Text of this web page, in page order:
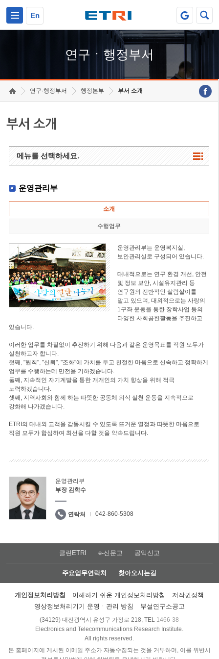
En
연구ㆍ행정부서
연구·행정부서 행정본부 부서 소개
부서 소개
메뉴를 선택하세요.
운영관리부
소개
수행업무
운영관리부는 운영복지실,
보안관리실로 구성되어 있습니다.
대내적으로는 연구 환경 개선, 안전
및 정보 보안, 시설유지관리 등
연구원의 전반적인 살림살이를
맡고 있으며, 대외적으로는 사랑의
1구좌 운동을 통한 장학사업 등의
다양한 사회공헌활동을 추진하고
있습니다.
이러한 업무를 차질없이 추진하기 위해 다음과 같은 운영목표를 직원 모두가
실천하고자 합니다.
첫째, "원칙", "신뢰", "조화"에 가치를 두고 친절한 마음으로 신속하고 정확하게
업무를 수행하는데 만전을 기하겠습니다.
둘째, 지속적인 자기계발을 통한 개개인의 가치 향상을 위해 적극
노력하겠습니다.
셋째, 지역사회와 함께 하는 따뜻한 공동체 의식 실천 운동을 지속적으로
강화해 나가겠습니다.
ETRI의 대내외 고객을 감동시킬 수 있도록 뜨거운 열정과 따뜻한 마음으로
직원 모두가 합심하여 최선을 다할 것을 약속드립니다.
운영관리부
부장 김학수
연락처 042-860-5308
클린ETRI e-신문고 공익신고
주요업무연락처 찾아오시는길
개인정보처리방침 이해하기 쉬운 개인정보처리방침
저작권정책
영상정보처리기기 운영ㆍ관리 방침
부설연구소공고
(34129) 대전광역시 유성구 가정로 218, TEL 1466-38
Electronics and Telecommunications Research Institute.
All rights reserved.
본 홈페이지에 게시된 이메일 주소가 자동수집되는 것을 거부하며, 이를 위반시